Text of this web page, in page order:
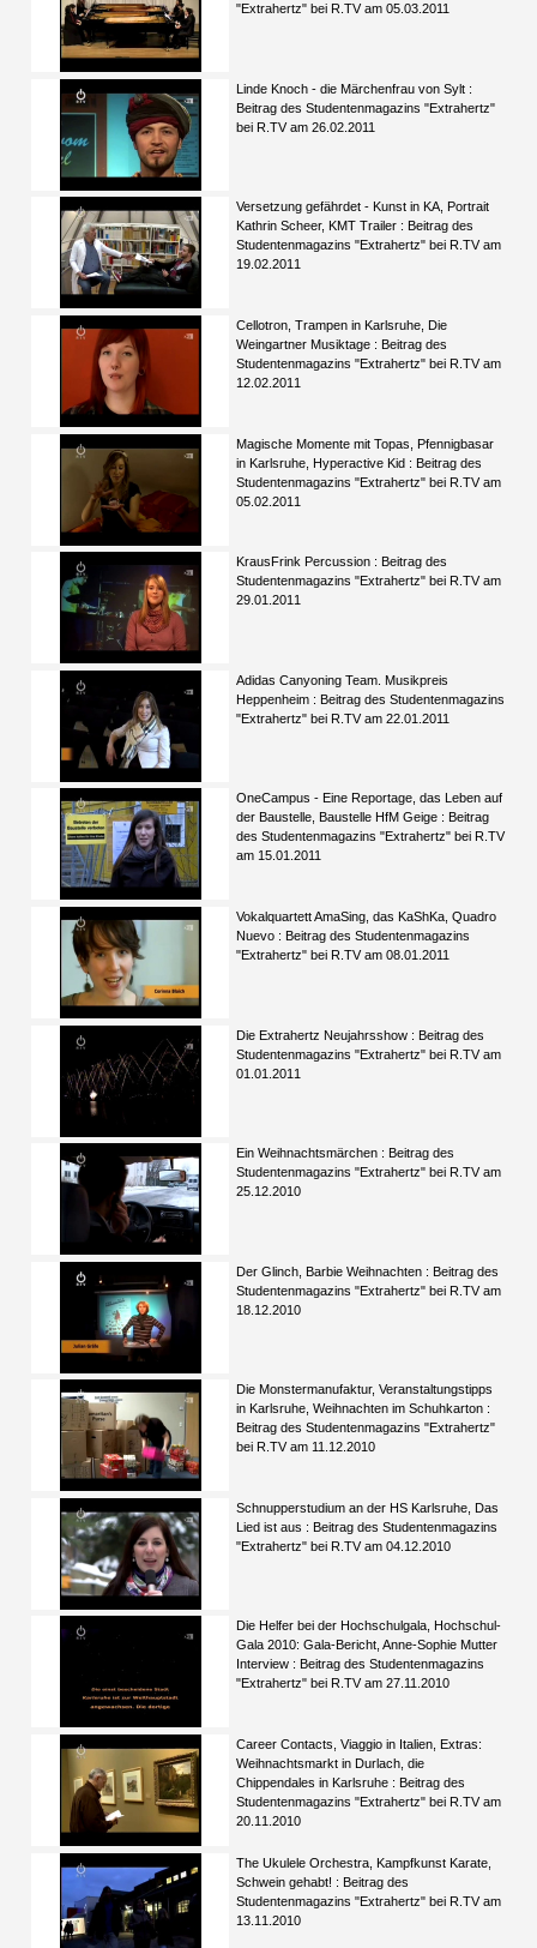
"Extrahertz" bei R.TV am 05.03.2011
Linde Knoch - die Märchenfrau von Sylt :
Beitrag des Studentenmagazins "Extrahertz"
bei R.TV am 26.02.2011
Versetzung gefährdet - Kunst in KA, Portrait
Kathrin Scheer, KMT Trailer : Beitrag des
Studentenmagazins "Extrahertz" bei R.TV am
19.02.2011
Cellotron, Trampen in Karlsruhe, Die
Weingartner Musiktage : Beitrag des
Studentenmagazins "Extrahertz" bei R.TV am
12.02.2011
Magische Momente mit Topas, Pfennigbasar
in Karlsruhe, Hyperactive Kid : Beitrag des
Studentenmagazins "Extrahertz" bei R.TV am
05.02.2011
KrausFrink Percussion : Beitrag des
Studentenmagazins "Extrahertz" bei R.TV am
29.01.2011
Adidas Canyoning Team. Musikpreis
Heppenheim : Beitrag des Studentenmagazins
"Extrahertz" bei R.TV am 22.01.2011
OneCampus - Eine Reportage, das Leben auf
der Baustelle, Baustelle HfM Geige : Beitrag
des Studentenmagazins "Extrahertz" bei R.TV
am 15.01.2011
Vokalquartett AmaSing, das KaShKa, Quadro
Nuevo : Beitrag des Studentenmagazins
"Extrahertz" bei R.TV am 08.01.2011
Die Extrahertz Neujahrsshow : Beitrag des
Studentenmagazins "Extrahertz" bei R.TV am
01.01.2011
Ein Weihnachtsmärchen : Beitrag des
Studentenmagazins "Extrahertz" bei R.TV am
25.12.2010
Der Glinch, Barbie Weihnachten : Beitrag des
Studentenmagazins "Extrahertz" bei R.TV am
18.12.2010
Die Monstermanufaktur, Veranstaltungstipps
in Karlsruhe, Weihnachten im Schuhkarton :
Beitrag des Studentenmagazins "Extrahertz"
bei R.TV am 11.12.2010
Schnupperstudium an der HS Karlsruhe, Das
Lied ist aus : Beitrag des Studentenmagazins
"Extrahertz" bei R.TV am 04.12.2010
Die Helfer bei der Hochschulgala, Hochschul-
Gala 2010: Gala-Bericht, Anne-Sophie Mutter
Interview : Beitrag des Studentenmagazins
"Extrahertz" bei R.TV am 27.11.2010
Career Contacts, Viaggio in Italien, Extras:
Weihnachtsmarkt in Durlach, die
Chippendales in Karlsruhe : Beitrag des
Studentenmagazins "Extrahertz" bei R.TV am
20.11.2010
The Ukulele Orchestra, Kampfkunst Karate,
Schwein gehabt! : Beitrag des
Studentenmagazins "Extrahertz" bei R.TV am
13.11.2010